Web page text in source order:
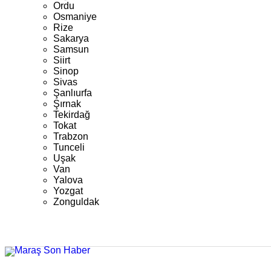
Ordu
Osmaniye
Rize
Sakarya
Samsun
Siirt
Sinop
Sivas
Şanlıurfa
Şırnak
Tekirdağ
Tokat
Trabzon
Tunceli
Uşak
Van
Yalova
Yozgat
Zonguldak